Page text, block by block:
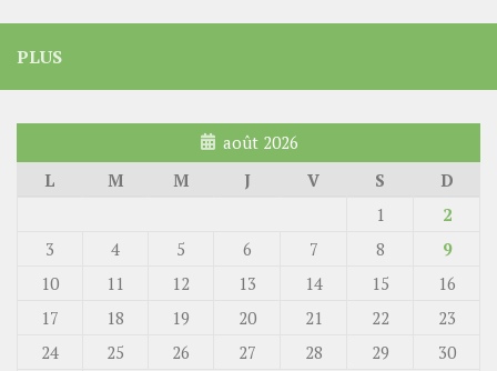
PLUS
août 2026
L
M M J V S
D
1
2
3
4 5 6 7 8
9
10
11 12 13 14 15
16
17
18 19 20 21 22
23
24
25 26 27 28 29
30